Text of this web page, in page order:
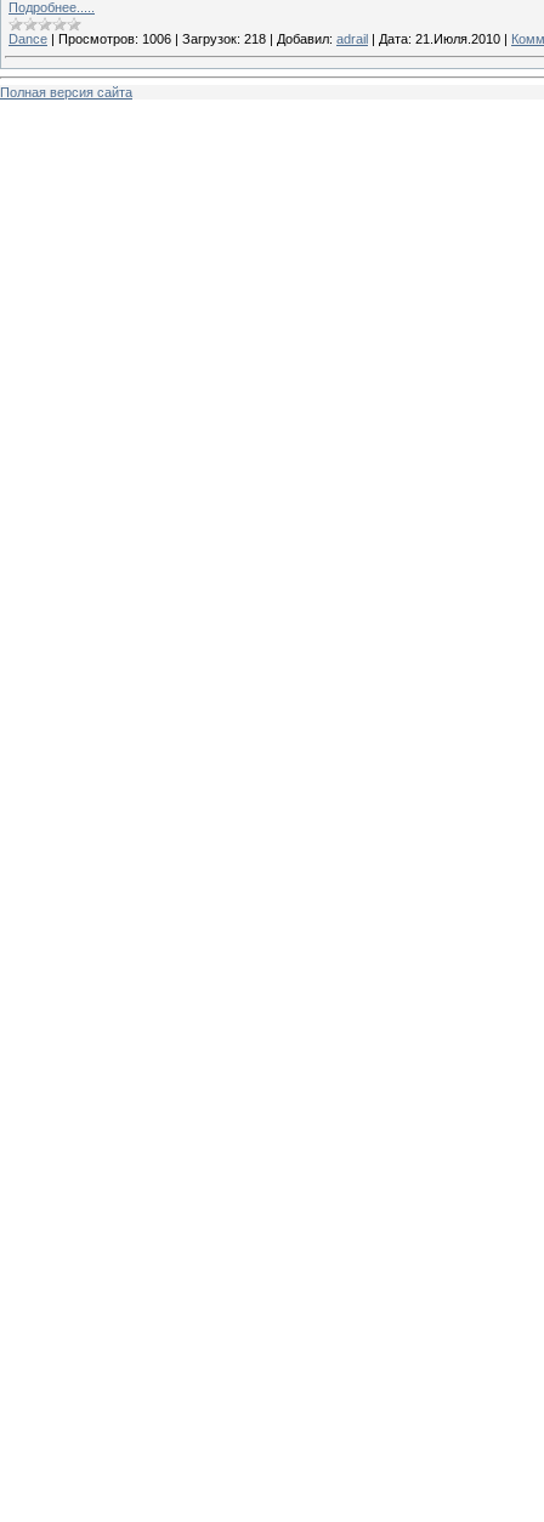
Подробнее.....
Dance | Просмотров: 1006 | Загрузок: 218 | Добавил: adrail | Дата: 21.Июля.2010 |
Полная версия сайта